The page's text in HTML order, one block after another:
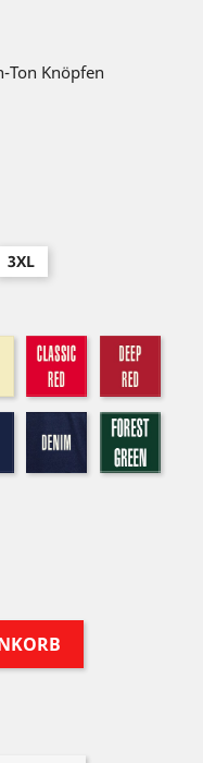
Ton Knöpfen
3XL
stone
classic
denim